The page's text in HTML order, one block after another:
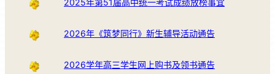
2026年《筑梦同行》新生辅导活动通告
2026学年高三学生网上购书及领书通告